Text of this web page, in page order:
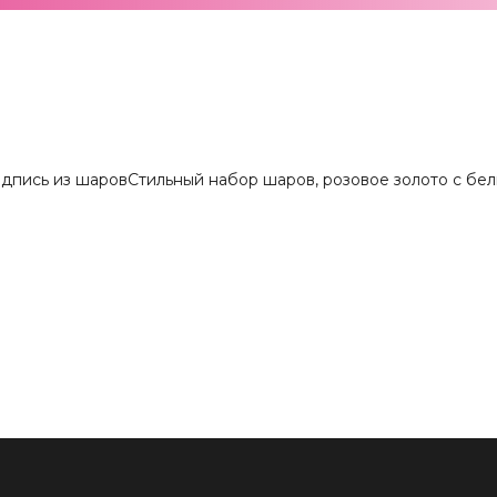
из шаровСтильный набор шаров, розовое золото с